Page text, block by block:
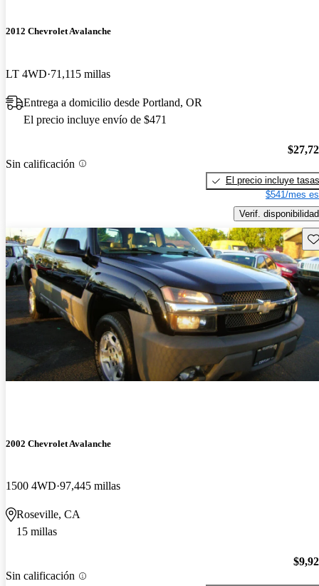
2012 Chevrolet Avalanche
LT 4WD 71,115 millas
Entrega a domicilio desde Portland, OR
El precio incluye envío de $471
Sin calificación
El precio incluye tasas
$541/mes
Verif. disponibilidad
2002 Chevrolet Avalanche
1500 4WD 97,445 millas
Roseville, CA
15 millas
Sin calificación